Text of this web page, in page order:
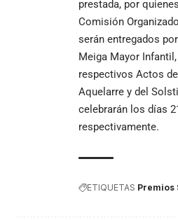
prestada, por
Comisión
serán entregados
Meiga Mayor
respectivos Actos
Aquelarre y del
celebrarán los días
respectivamente.
ETIQUETAS Premios